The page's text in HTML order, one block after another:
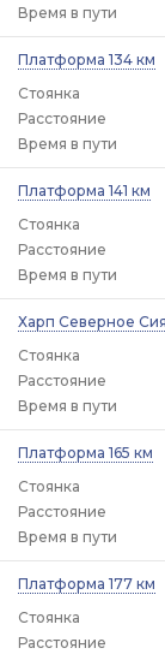
Время в пути
Платформа 134 км
Стоянка
Расстояние
Время в пути
Платформа 141 км
Стоянка
Расстояние
Время в пути
Харп Северное
Стоянка
Расстояние
Время в пути
Платформа 165 км
Стоянка
Расстояние
Время в пути
Платформа 177 км
Стоянка
Расстояние